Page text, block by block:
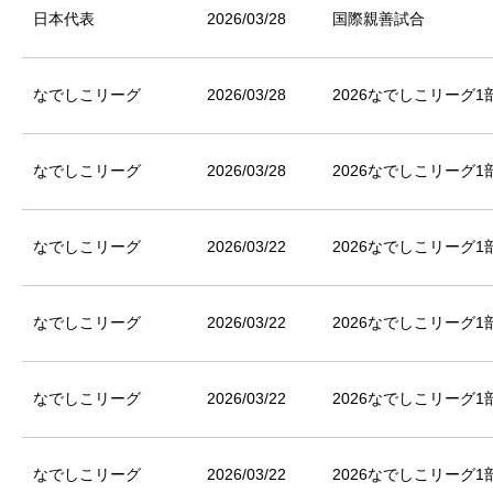
日本代表 2026/03/28 国際親善試合
なでしこリーグ 2026/03/28 2026なでしこリーグ1
なでしこリーグ 2026/03/28 2026なでしこリーグ1
なでしこリーグ 2026/03/22 2026なでしこリーグ1
なでしこリーグ 2026/03/22 2026なでしこリーグ1
なでしこリーグ 2026/03/22 2026なでしこリーグ1
なでしこリーグ 2026/03/22 2026なでしこリーグ1